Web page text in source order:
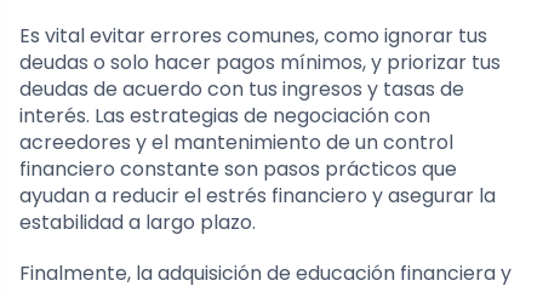
Es vital evitar errores comunes, como ignorar tus
deudas o solo hacer pagos mínimos, y priorizar tus
deudas de acuerdo con tus ingresos y tasas de
interés. Las estrategias de negociación con
acreedores y el mantenimiento de un control
financiero constante son pasos prácticos que
ayudan a reducir el estrés financiero y asegurar la
estabilidad a largo plazo.
Finalmente, la adquisición de educación financiera y